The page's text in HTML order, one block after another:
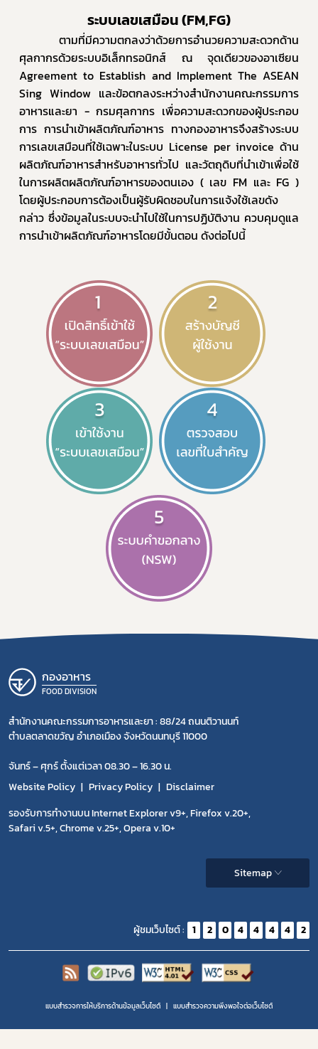
ระบบเลขเสมือน (FM,FG)
ตามที่มีความตกลงว่าด้วยการอำนวยความสะดวกด้าน
ศุลกากรด้วยระบบอิเล็กทรอนิกส์ ณ จุดเดียวของอาเซียน
Agreement to Establish and Implement The ASEAN
Sing Window และข้อตกลงระหว่างสำนักงานคณะกรรมการ
อาหารและยา - กรมศุลกากร เพื่อความสะดวกของผู้ประกอบ
การ การนำเข้าผลิตภัณฑ์อาหาร ทางกองอาหารจึงสร้างระบบ
การเลขเสมือนที่ใช้เฉพาะในระบบ License per invoice ด้าน
ผลิตภัณฑ์อาหารสำหรับอาหารทั่วไป และวัตถุดิบที่นำเข้าเพื่อใช้
ในการผลิตผลิตภัณฑ์อาหารของตนเอง ( เลข FM และ FG )
โดยผู้ประกอบการต้องเป็นผู้รับผิดชอบในการแจ้งใช้เลขดัง
กล่าว ซึ่งข้อมูลในระบบจะนำไปใช้ในการปฏิบัติงาน ควบคุมดูแล
การนำเข้าผลิตภัณฑ์อาหารโดยมีขั้นตอน ดังต่อไปนี้
กองอาหาร
FOOD DIVISION
สำนักงานคณะกรรมการอาหารและยา : 88/24 ถนนติวานนท์
ตำบลตลาดขวัญ อำเภอเมือง จังหวัดนนทบุรี 11000
จันทร์ – ศุกร์ ตั้งแต่เวลา 08.30 – 16.30 น.
Website Policy
Privacy Policy
Disclaimer
รองรับการทำงานบน Internet Explorer v9+, Firefox v.20+,
Safari v.5+, Chrome v.25+, Opera v.10+
Sitemap
ผู้ชมเว็บไซต์ : 1 2 0 4 4 4 4 2
แบบสำรวจการให้บริการด้านข้อมูลเว็บไซต์ แบบสำรวจความพีงพอใจต่อเว็บไซต์